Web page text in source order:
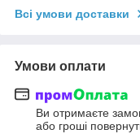
Всі умови доставки
Умови оплати
Ви отримаєте
або гроші